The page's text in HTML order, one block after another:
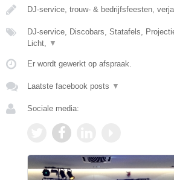
DJ-service, trouw- & bedrijfsfeesten,
DJ-service, Discobars, Statafels,
Licht,
▼
Er wordt gewerkt op afspraak.
Laatste facebook posts ▼
Sociale media: